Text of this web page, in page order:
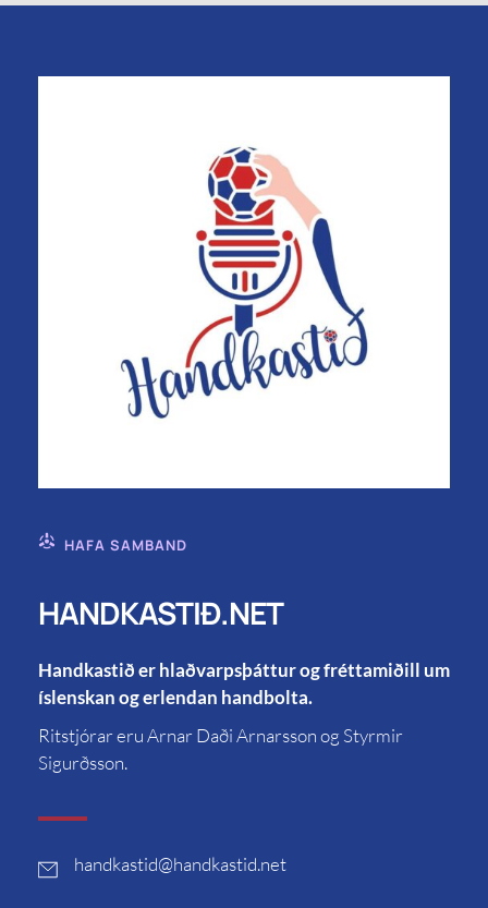
HAFA SAMBAND
HANDKASTIÐ.NET
Handkastið er hlaðvarpsþáttur og fréttamiðill um
íslenskan og erlendan handbolta.
Ritstjórar eru Arnar Daði Arnarsson og Styrmir
Sigurðsson.
handkastid@handkastid.net